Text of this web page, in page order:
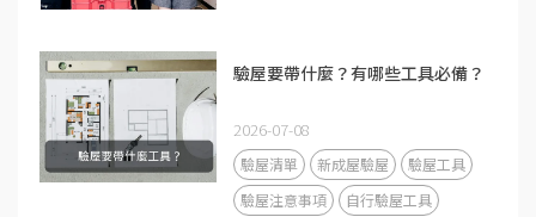
驗屋要帶什麼？有哪些工具必備？
2026-07-08
驗屋清單 新成屋驗屋
驗屋工具
驗屋注意事項
自行驗屋工具